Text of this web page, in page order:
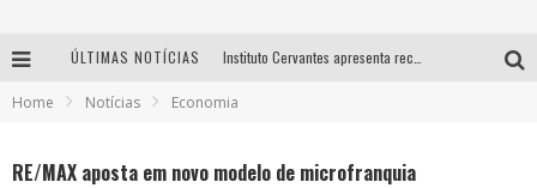
ÚLTIMAS NOTÍCIAS
Home Notícias Economia
RE/MAX aposta em novo modelo de microfranquia